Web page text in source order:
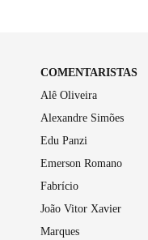
COMENTARISTAS
Alê Oliveira
Alexandre Simões
Edu Panzi
Emerson Romano
Fabrício
João Vitor Xavier
Marques